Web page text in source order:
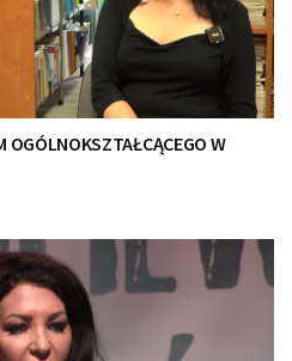
OGÓLNOKSZTAŁCĄCEGO W